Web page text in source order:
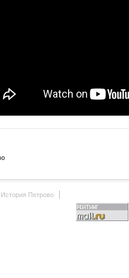
История Петрово